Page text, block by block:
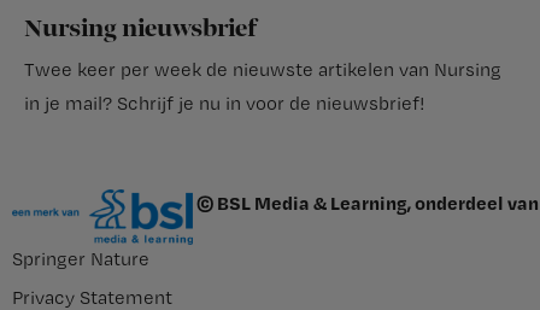
Nursing nieuwsbrief
Twee keer per week de nieuwste artikelen van Nursing
in je mail? Schrijf je nu in voor de nieuwsbrief!
© BSL Media & Learning, onderdeel van
Springer Nature
Privacy Statement